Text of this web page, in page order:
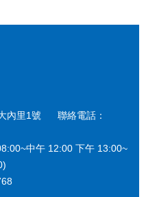
內里1號 聯絡電話：
中午 12:00 下午 13:00~